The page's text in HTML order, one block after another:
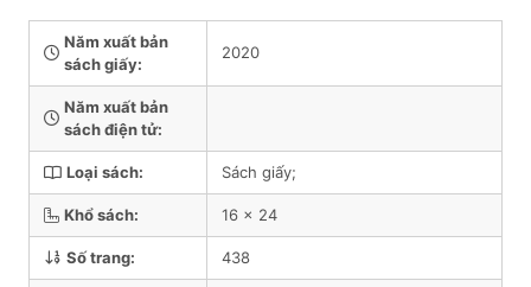
Năm xuất bản
sách giấy:
2020
Năm xuất bản
sách điện tử:
Loại sách: Sách giấy;
Khổ sách: 16 x 24
Số trang: 438